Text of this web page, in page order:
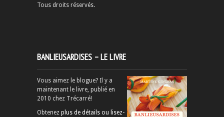
Tous droits réservés.
BANLIEUSARDISES – LE LIVRE
Vous aimez le blogue? Il y a
maintenant le livre, publié en
2010 chez Trécarré!
Obtenez plus de détails ou lisez-